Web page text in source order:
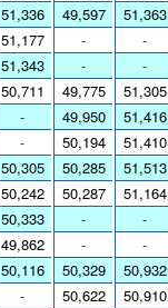
51,336
51,177
51,343
50,711
-
-
50,305
50,242
50,333
49,862
50,116
-
49,597
-
-
49,775
49,950
50,194
50,285
50,287
-
-
50,329
50,622
51,363
-
-
51,305
51,416
51,410
51,513
51,164
-
-
50,932
50,910